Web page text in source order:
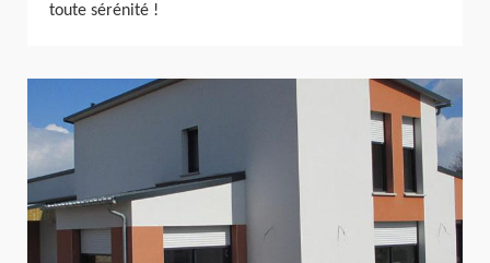
toute sérénité !